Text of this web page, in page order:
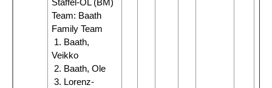
Staffel-OL (BM)
Team: Baath
Family Team
1. Baath,
Veikko
2. Baath, Ole
3. Lorenz-